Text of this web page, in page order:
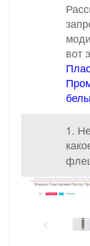
вот
1.